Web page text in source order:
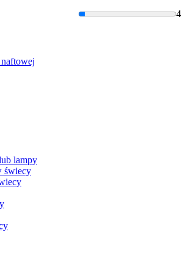
4
lampy
świecy